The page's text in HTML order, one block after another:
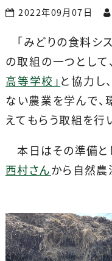
2022年09月07日
「みどりの食料シ
の取組の一つとして、
高等学校」 と協力し
ない農業を学んで
えてもらう取組を行
本日はその準備と
西村さんから自然農